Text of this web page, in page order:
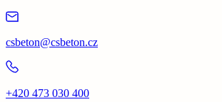
csbeton@csbeton.cz
+420 473 030 400